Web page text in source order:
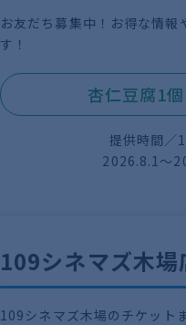
お友だち募集中！お得な情報
す！
杏仁豆腐1
提供時間／
2026.8.1〜
109シネマズ木場
109シネマズ木場のチケット